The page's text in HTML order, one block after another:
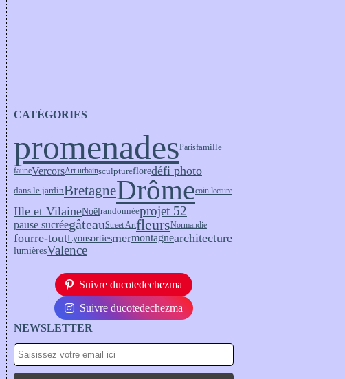
CATÉGORIES
promenadesParisfamille
fauneVercorsArt urbainsculpturefloredéfi photo
dans le jardinBretagneDrômecoin lecture
Ille et VilaineNoëlrandonnéeprojet 52
pause sucréegâteauStreet ArtfleursNormandie
fourre-toutLyonsortiesmermontagnearchitecture
lumièresValence
Suivre ducotedechezma
Suivre ducotedechezma
NEWSLETTER